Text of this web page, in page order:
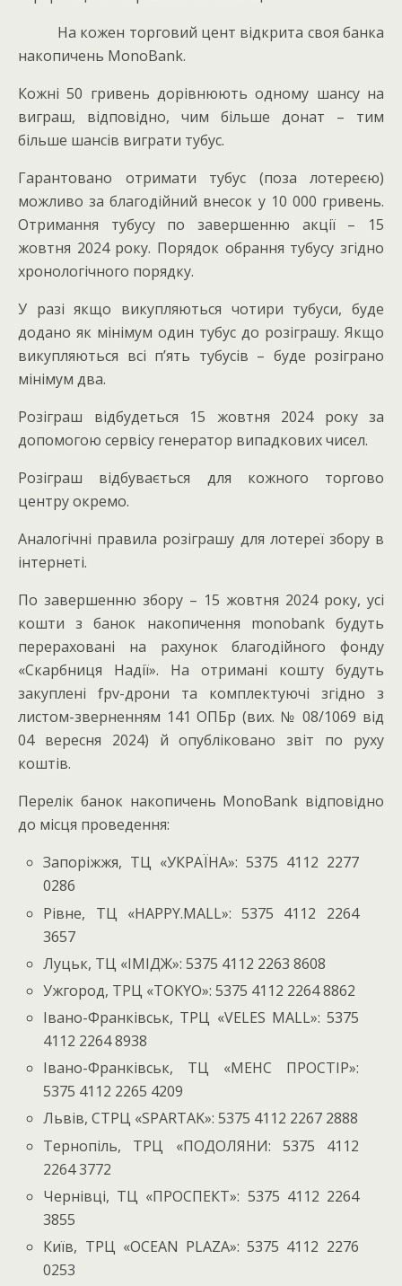
На кожен торговий цент відкрита своя банка
накопичень MonoBank.
Кожні 50 гривень дорівнюють одному шансу на
виграш, відповідно, чим більше донат – тим
більше шансів виграти тубус.
Гарантовано отримати тубус (поза лотереєю)
можливо за благодійний внесок у 10 000 гривень.
Отримання тубусу по завершенню акції – 15
жовтня 2024 року. Порядок обрання тубусу згідно
хронологічного порядку.
У разі якщо викупляються чотири тубуси, буде
додано як мінімум один тубус до розіграшу. Якщо
викупляються всі п’ять тубусів – буде розіграно
мінімум два.
Розіграш відбудеться 15 жовтня 2024 року за
допомогою сервісу генератор випадкових чисел.
Розіграш відбувається для кожного торгово
центру окремо.
Аналогічні правила розіграшу для лотереї збору в
інтернеті.
По завершенню збору – 15 жовтня 2024 року, усі
кошти з банок накопичення monobank будуть
перераховані на рахунок благодійного фонду
«Скарбниця Надії». На отримані кошту будуть
закуплені fpv-дрони та комплектуючі згідно з
листом-зверненням 141 ОПБр (вих. № 08/1069 від
04 вересня 2024) й опубліковано звіт по руху
коштів.
Перелік банок накопичень MonoBank відповідно
до місця проведення:
Запоріжжя, ТЦ «УКРАЇНА»: 5375 4112 2277
0286
Рівне, ТЦ «HAPPY.MALL»: 5375 4112 2264
3657
Луцьк, ТЦ «ІМІДЖ»: 5375 4112 2263 8608
Ужгород, ТРЦ «TOKYO»: 5375 4112 2264 8862
Івано-Франківськ, ТРЦ «VELES MALL»: 5375
4112 2264 8938
Івано-Франківськ, ТЦ «МЕНС ПРОСТІР»:
5375 4112 2265 4209
Львів, СТРЦ «SPARTAK»: 5375 4112 2267 2888
Тернопіль, ТРЦ «ПОДОЛЯНИ: 5375 4112
2264 3772
Чернівці, ТЦ «ПРОСПЕКТ»: 5375 4112 2264
3855
Київ, ТРЦ «OCEAN PLAZA»: 5375 4112 2276
0253